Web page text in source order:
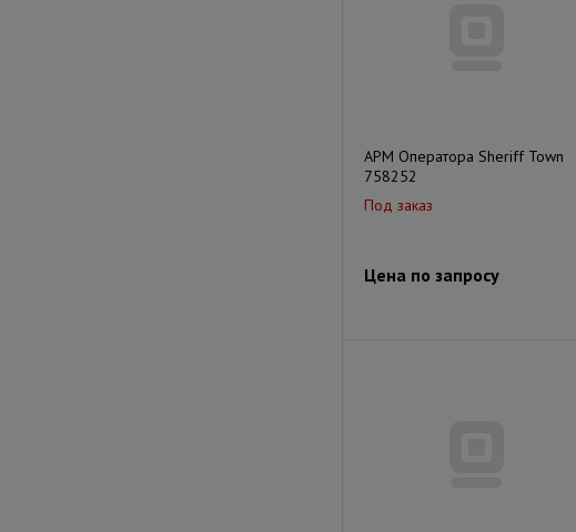
АРМ Оператора Sheriff Town
758252
Под заказ
Цена по запросу